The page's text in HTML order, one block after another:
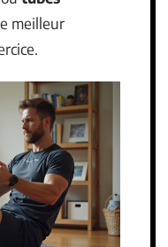
meilleur